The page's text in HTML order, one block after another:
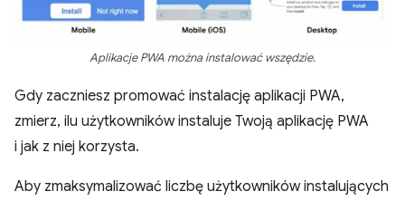
Aplikacje PWA można instalować wszędzie.
Gdy zaczniesz promować instalację aplikacji PWA,
zmierz, ilu użytkowników instaluje Twoją aplikację PWA
i jak z niej korzysta.
Aby zmaksymalizować liczbę użytkowników instalujących